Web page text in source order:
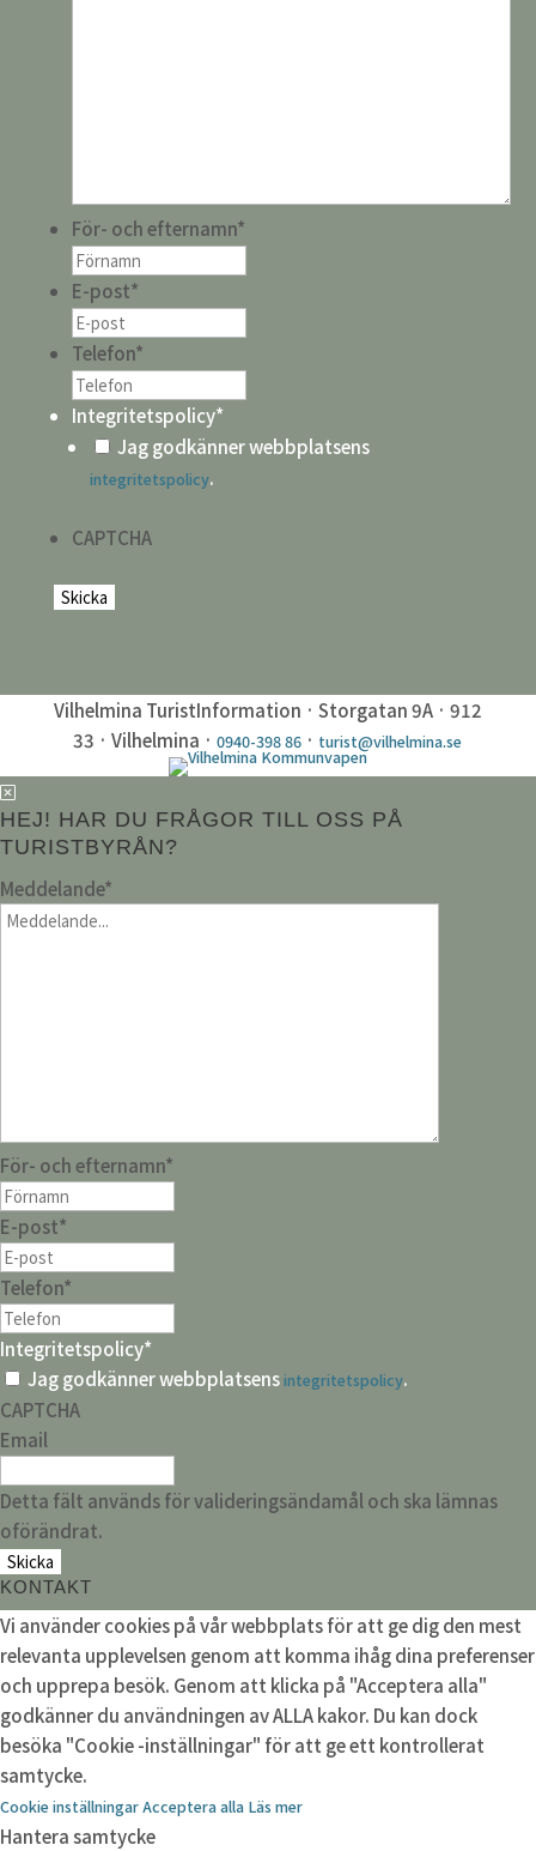
För- och efternamn*
E-post*
Telefon*
Integritetspolicy*
Jag godkänner webbplatsens
integritetspolicy.
CAPTCHA
Vilhelmina TuristInformation · Storgatan 9A · 912
33 · Vilhelmina ·0940-398 86 · turist@vilhelmina.se
HEJ! HAR DU FRÅGOR TILL OSS PÅ
TURISTBYRÅN?
Meddelande*
För- och efternamn*
E-post*
Telefon*
Integritetspolicy*
Jag godkänner webbplatsensintegritetspolicy.
CAPTCHA
Email
Detta fält används för valideringsändamål och ska lämnas
oförändrat.
KONTAKT
Vi använder cookies på vår webbplats för att ge dig den mest
relevanta upplevelsen genom att komma ihåg dina preferenser
och upprepa besök. Genom att klicka på "Acceptera alla"
godkänner du användningen av ALLA kakor. Du kan dock
besöka "Cookie -inställningar" för att ge ett kontrollerat
samtycke.
Cookie inställningarAcceptera alla Läs mer
Hantera samtycke